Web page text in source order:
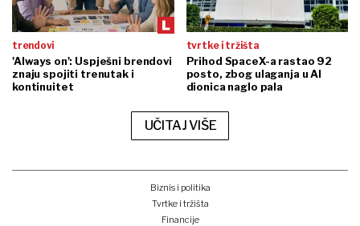
trendovi
'Always on': Uspješni brendovi
znaju spojiti trenutak i
kontinuitet
tvrtke i tržišta
Prihod SpaceX-a rastao 92
posto, zbog ulaganja u AI
dionica naglo pala
UČITAJ VIŠE
Biznis i politika
Tvrtke i tržišta
Financije